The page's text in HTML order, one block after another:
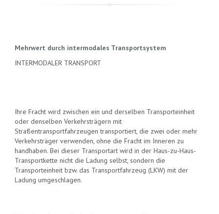
Mehrwert durch intermodales Transportsystem
INTERMODALER TRANSPORT
Ihre Fracht wird zwischen ein und derselben Transporteinheit
oder denselben Verkehrsträgern mit
Straßentransportfahrzeugen transportiert, die zwei oder mehr
Verkehrsträger verwenden, ohne die Fracht im Inneren zu
handhaben. Bei dieser Transportart wird in der Haus-zu-Haus-
Transportkette nicht die Ladung selbst, sondern die
Transporteinheit bzw. das Transportfahrzeug (LKW) mit der
Ladung umgeschlagen.